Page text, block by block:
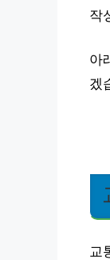
작
아
겠
교